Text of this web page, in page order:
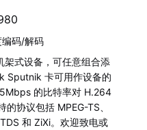
码/解码
式设备，可任意组合添
Sputnik 卡可用作设备的
的比特率对 H.264
协议包括 MPEG-TS、
和 ZiXi。欢迎致电或